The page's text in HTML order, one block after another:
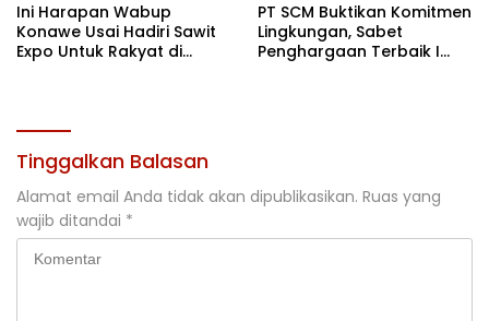
Ini Harapan Wabup
Konawe Usai Hadiri Sawit
Expo Untuk Rakyat di
PT SCM Buktikan Komitmen
Lingkungan, Sabet
Penghargaan Terbaik I
Tinggalkan Balasan
Alamat email Anda tidak akan dipublikasikan. Ruas yang
wajib ditandai *